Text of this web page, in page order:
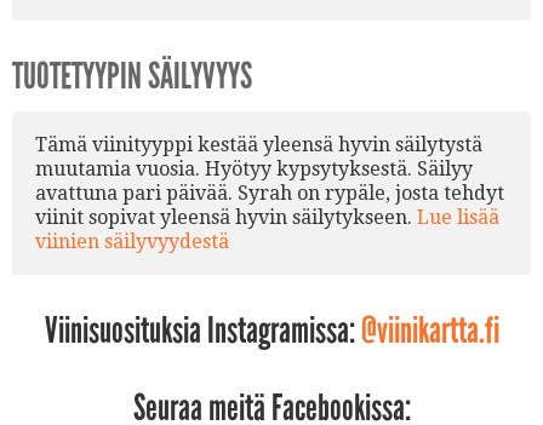
TUOTETYYPIN SÄILYVYYS
Tämä viinityyppi kestää yleensä hyvin säilytystä
muutamia vuosia. Hyötyy kypsytyksestä. Säilyy
avattuna pari päivää. Syrah on rypäle, josta tehdyt
viinit sopivat yleensä hyvin säilytykseen. Lue lisää
viinien säilyvyydestä
Viinisuosituksia Instagramissa:@viinikartta.fi
Seuraa meitä Facebookissa: